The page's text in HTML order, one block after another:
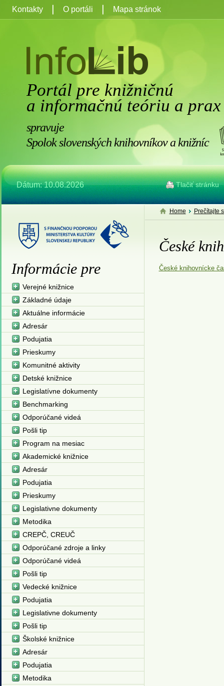
Portál pre knižničnú
a informačnú teóriu a prax
spravuje
Spolok slovenských knihovníkov a knižníc
Dátum: 10.08.2026 Tlačiť stránku
Kontakty O portáli Mapa stránok
Home Prečítajte
České
České knihovnícke
Informácie pre
Verejné knižnice
Základné údaje
Aktuálne informácie
Adresár
Podujatia
Prieskumy
Komunitné aktivity
Detské knižnice
Legislatívne dokumenty
Benchmarking
Odporúčané videá
Pošli tip
Program na mesiac
Akademické knižnice
Adresár
Podujatia
Prieskumy
Legislativne dokumenty
Metodika
CREPČ, CREUČ
Odporúčané zdroje a linky
Odporúčané videá
Pošli tip
Vedecké knižnice
Podujatia
Legislativne dokumenty
Pošli tip
Školské knižnice
Adresár
Podujatia
Metodika